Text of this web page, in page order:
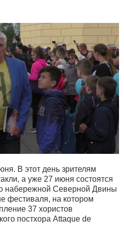
В этот день зрителям
а уже 27 июня состоятся
набережной Северной Двины
фестиваля, на котором
37 хористов
постхора Attaque de